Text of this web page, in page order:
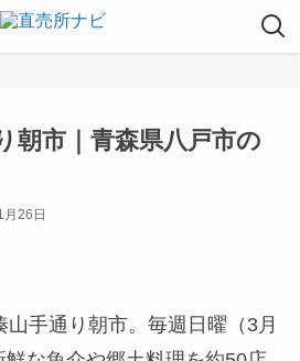
朝市｜青森県八戸市の
26日
手通り朝市。毎週日曜（3月